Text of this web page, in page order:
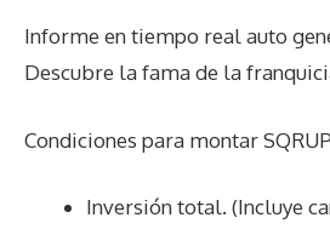
Informe en tiempo real auto
Descubre la fama de la
Condiciones para montar
Inversión total. (Incluye